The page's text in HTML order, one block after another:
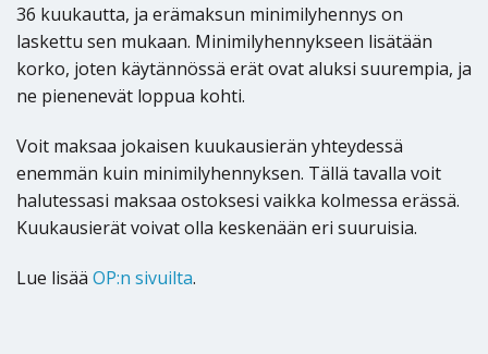
36 kuukautta, ja erämaksun minimilyhennys on
laskettu sen mukaan. Minimilyhennykseen lisätään
korko, joten käytännössä erät ovat aluksi suurempia, ja
ne pienenevät loppua kohti.
Voit maksaa jokaisen kuukausierän yhteydessä
enemmän kuin minimilyhennyksen. Tällä tavalla voit
halutessasi maksaa ostoksesi vaikka kolmessa erässä.
Kuukausierät voivat olla keskenään eri suuruisia.
Lue lisää OP:n sivuilta.